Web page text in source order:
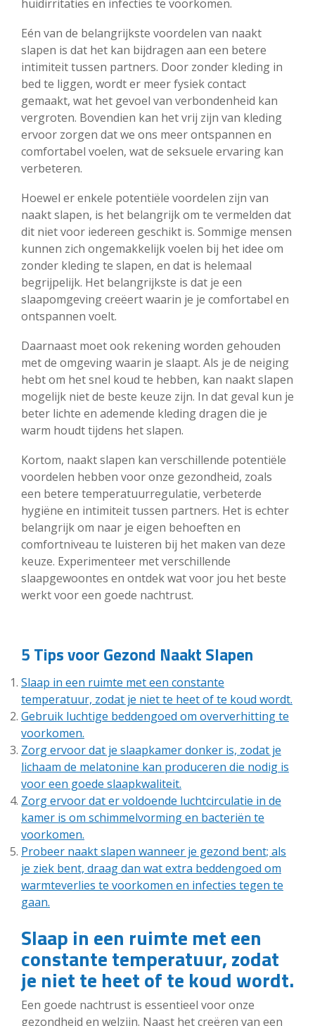
huidirritaties en infecties te voorkomen.
Eén van de belangrijkste voordelen van naakt
slapen is dat het kan bijdragen aan een betere
intimiteit tussen partners. Door zonder kleding in
bed te liggen, wordt er meer fysiek contact
gemaakt, wat het gevoel van verbondenheid kan
vergroten. Bovendien kan het vrij zijn van kleding
ervoor zorgen dat we ons meer ontspannen en
comfortabel voelen, wat de seksuele ervaring kan
verbeteren.
Hoewel er enkele potentiële voordelen zijn van
naakt slapen, is het belangrijk om te vermelden dat
dit niet voor iedereen geschikt is. Sommige mensen
kunnen zich ongemakkelijk voelen bij het idee om
zonder kleding te slapen, en dat is helemaal
begrijpelijk. Het belangrijkste is dat je een
slaapomgeving creëert waarin je je comfortabel en
ontspannen voelt.
Daarnaast moet ook rekening worden gehouden
met de omgeving waarin je slaapt. Als je de neiging
hebt om het snel koud te hebben, kan naakt slapen
mogelijk niet de beste keuze zijn. In dat geval kun je
beter lichte en ademende kleding dragen die je
warm houdt tijdens het slapen.
Kortom, naakt slapen kan verschillende potentiële
voordelen hebben voor onze gezondheid, zoals
een betere temperatuurregulatie, verbeterde
hygiëne en intimiteit tussen partners. Het is echter
belangrijk om naar je eigen behoeften en
comfortniveau te luisteren bij het maken van deze
keuze. Experimenteer met verschillende
slaapgewoontes en ontdek wat voor jou het beste
werkt voor een goede nachtrust.
5 Tips voor Gezond Naakt Slapen
Slaap in een ruimte met een constante
temperatuur, zodat je niet te heet of te koud wordt.
Gebruik luchtige beddengoed om oververhitting te
voorkomen.
Zorg ervoor dat je slaapkamer donker is, zodat je
lichaam de melatonine kan produceren die nodig is
voor een goede slaapkwaliteit.
Zorg ervoor dat er voldoende luchtcirculatie in de
kamer is om schimmelvorming en bacteriën te
voorkomen.
Probeer naakt slapen wanneer je gezond bent; als
je ziek bent, draag dan wat extra beddengoed om
warmteverlies te voorkomen en infecties tegen te
gaan.
Slaap in een ruimte met een
constante temperatuur, zodat
je niet te heet of te koud wordt.
Een goede nachtrust is essentieel voor onze
gezondheid en welzijn. Naast het creëren van een